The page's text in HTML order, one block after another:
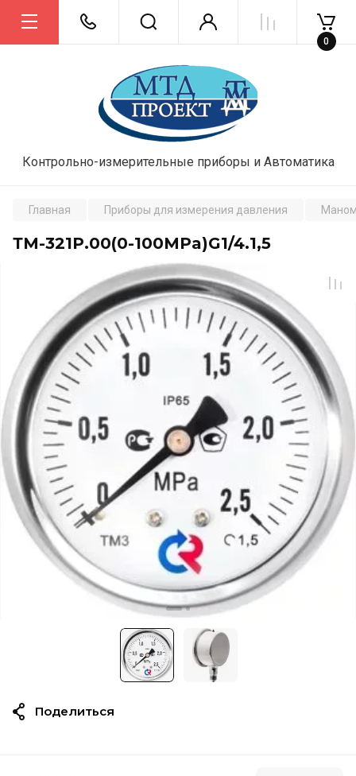
Контрольно-измерительные приборы и Автоматика
0
Главная Приборы для измерения давления
ТМ-321Р.00(0-100MPa)G1/4.1,5
Поделиться